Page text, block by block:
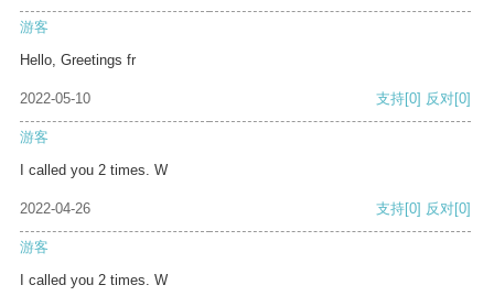
游客
Hello, Greetings fr
2022-05-10 支持[0] 反对[0]
游客
I called you 2 times. W
2022-04-26 支持[0] 反对[0]
游客
I called you 2 times. W